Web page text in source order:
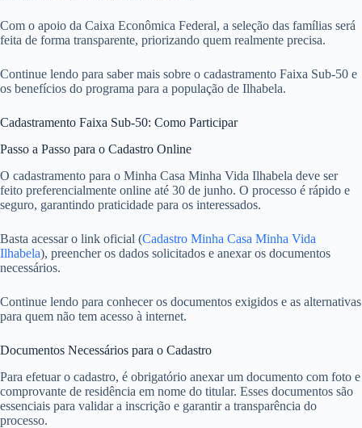
Com o apoio da Caixa Econômica Federal, a seleção das famílias será
feita de forma transparente, priorizando quem realmente precisa.
Continue lendo para saber mais sobre o cadastramento Faixa Sub-50 e
os benefícios do programa para a população de Ilhabela.
Cadastramento Faixa Sub-50: Como Participar
Passo a Passo para o Cadastro Online
O cadastramento para o Minha Casa Minha Vida Ilhabela deve ser
feito preferencialmente online até 30 de junho. O processo é rápido e
seguro, garantindo praticidade para os interessados.
Basta acessar o link oficial (Cadastro Minha Casa Minha Vida
Ilhabela), preencher os dados solicitados e anexar os documentos
necessários.
Continue lendo para conhecer os documentos exigidos e as alternativas
para quem não tem acesso à internet.
Documentos Necessários para o Cadastro
Para efetuar o cadastro, é obrigatório anexar um documento com foto e
comprovante de residência em nome do titular. Esses documentos são
essenciais para validar a inscrição e garantir a transparência do
processo.